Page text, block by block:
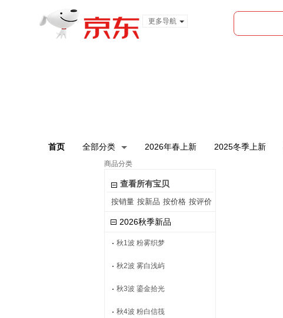
更多导航
首页 全部分类 2026年春上新 2025冬季上新
商品分类
查看所有宝贝
按销量 按新品 按价格 按评价
2026秋季新品
秋1波 粉雾织梦
秋2波 雾白浅屿
秋3波 鎏金拾光
秋4波 粉白信筏